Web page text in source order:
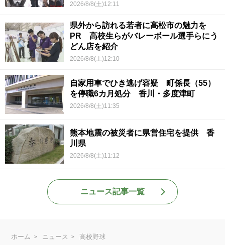
2026/8/8(土)12:11
県外から訪れる若者に高松市の魅力を
PR 高校生らがバレーボール選手らにう
どん店を紹介
2026/8/8(土)12:10
自家用車でひき逃げ容疑 町係長（55）
を停職6カ月処分 香川・多度津町
2026/8/8(土)11:35
熊本地震の被災者に県営住宅を提供 香
川県
2026/8/8(土)11:12
ニュース記事一覧
ホーム ニュース
高校野球